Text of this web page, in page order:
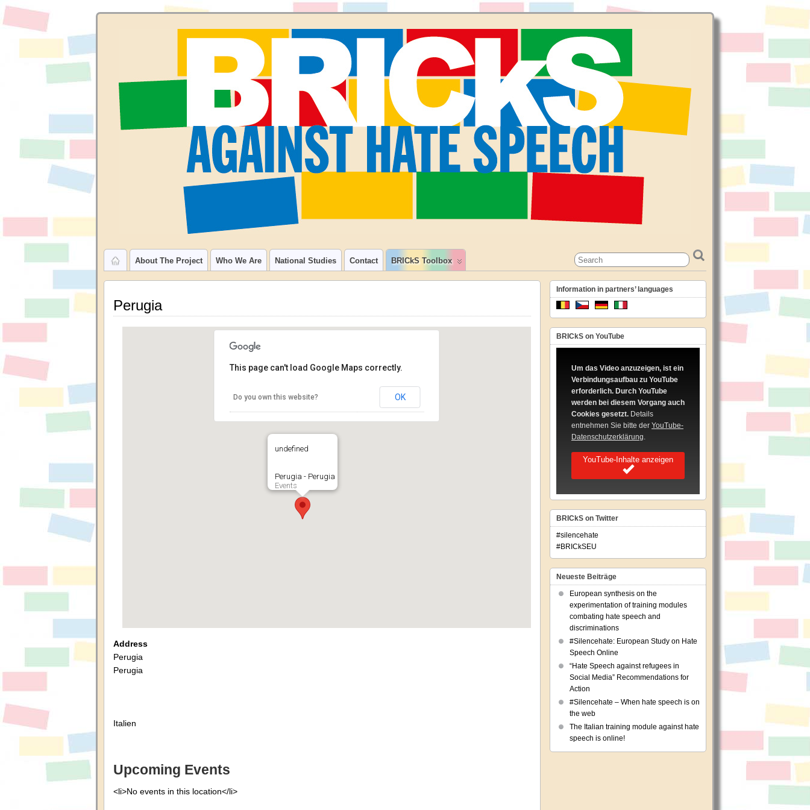
About The Project Who We Are National Studies Contact BRICkS Toolbox
Perugia
undefined
Perugia - Perugia
Events
This page can't load Google Maps correctly.
Do you own this website? OK
Address
Perugia
Perugia
Italien
Upcoming Events
<li>No events in this location</li>
Information in partners’ languages
BRICkS on YouTube
Um das Video anzuzeigen, ist ein
Verbindungsaufbau zu YouTube
erforderlich. Durch YouTube
werden bei diesem Vorgang auch
Cookies gesetzt. Details
entnehmen Sie bitte der YouTube-
Datenschutzerklärung.
YouTube-Inhalte anzeigen
BRICkS on Twitter
#silencehate
#BRICkSEU
Neueste Beiträge
European synthesis on the
experimentation of training modules
combating hate speech and
discriminations
#Silencehate: European Study on Hate
Speech Online
“Hate Speech against refugees in
Social Media” Recommendations for
Action
#Silencehate – When hate speech is on
the web
The Italian training module against hate
speech is online!